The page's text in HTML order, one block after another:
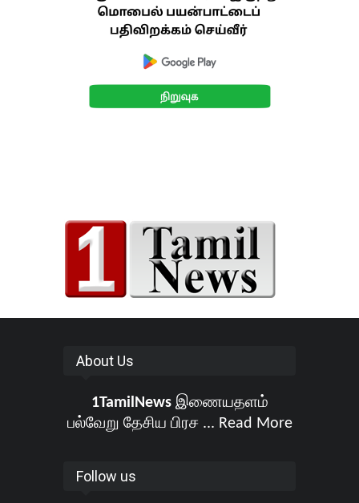
About Us
1TamilNewsஇணையதளம்
பல்வேறு தேசிய பிரச ... Read More
Follow us